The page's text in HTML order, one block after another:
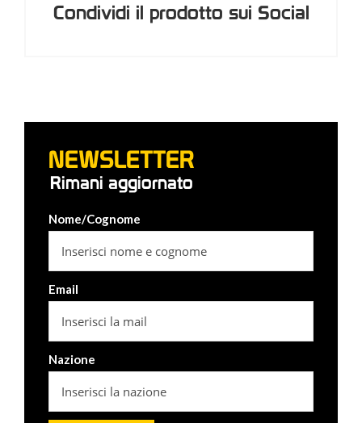
Condividi il prodotto sui Social
NEWSLETTER
Rimani aggiornato
Nome/Cognome
Email
Nazione